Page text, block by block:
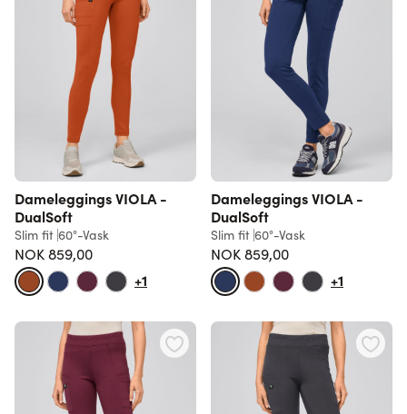
Dameleggings VIOLA -
DualSoft
Slim fit 60°-Vask
NOK 859,00
+1
Dameleggings VIOLA -
DualSoft
Slim fit 60°-Vask
NOK 859,00
+1